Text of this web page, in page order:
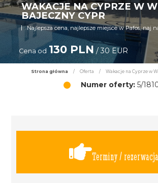
WAKACJE NA CYPRZE W
BAJECZNY CYPR
Najlepsza cena, najlepsze miejsce w Pafos, naj
Cena od 130 PLN/ 30 EUR
Strona główna / Oferta / Wakacje na Cyprze w
Numer oferty: 5/
Terminy / rezerwacja